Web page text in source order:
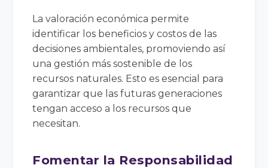
La valoración económica permite
identificar los beneficios y costos de las
decisiones ambientales, promoviendo así
una gestión más sostenible de los
recursos naturales. Esto es esencial para
garantizar que las futuras generaciones
tengan acceso a los recursos que
necesitan.
Fomentar la Responsabilidad